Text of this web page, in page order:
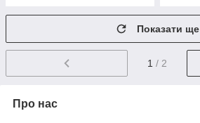
Показати ще
1 / 2
Про нас